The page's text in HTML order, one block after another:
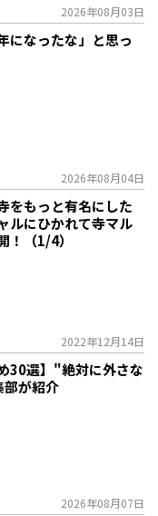
2026年08月03日
になったな」と思っ
2026年08月04日
をもっと有名にした
ルにひかれて寺マル
！（1/4）
2022年12月14日
30選】"絶対に外さな
が紹介
2026年08月07日